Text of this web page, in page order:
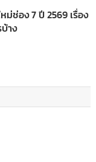
ม่ช่อง 7 ปี 2569 เรื่อง
าง